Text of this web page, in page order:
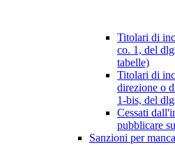
Titolari di
co. 1, del
tabelle)
Titolari di
direzione o
1-bis, del
Cessati
pubblicare
Sanzioni per